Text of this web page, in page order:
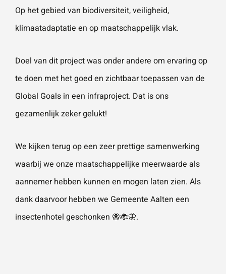
VERSTU
AANVRA
AG
Op het gebied van biodiversiteit, veiligheid,
klimaatadaptatie en op maatschappelijk vlak.
Doel van dit project was onder andere om ervaring op
te doen met het goed en zichtbaar toepassen van de
Global Goals in een infraproject. Dat is ons
gezamenlijk zeker gelukt!
We kijken terug op een zeer prettige samenwerking
waarbij we onze maatschappelijke meerwaarde als
aannemer hebben kunnen en mogen laten zien. Als
dank daarvoor hebben we Gemeente Aalten een
insectenhotel geschonken 🐝🐞🦋.